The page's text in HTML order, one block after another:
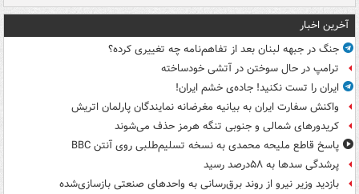
آخرین اخبار
جنگ در جبهه لبنان بعد از تفاهم‌نامه چه تغییری کرده؟
ترامپ در حال سوختن در آتشی خودساخته
ایران را تست نکنید! جاده‌ی خشم ایران!
واکنش سفارت ایران به بیانیه مغرضانه نمایندگان پارلمان اتریش
کریدورهای شمالی و جنوبی تنگه هرمز حذف می‌شوند
پاسخ قاطع ملیحه محمدی به نسخه تسلیم‌طلبی روی آنتن BBC
پرشدگی سدها به ۵۸درصد رسید
بازدید وزیر نیرو از روند برق‌رسانی به واحدهای صنعتی بازسازی‌شده